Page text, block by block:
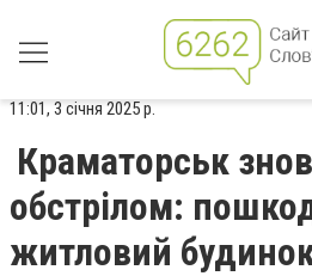
11:01, 3 січня 2025 р.
Краматорськ
обстрілом:
житловий